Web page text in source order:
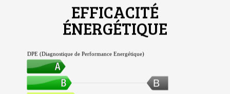
EFFICACITÉ
ÉNERGÉTIQUE
B
DPE (Diagnostique de Performance Energétique)